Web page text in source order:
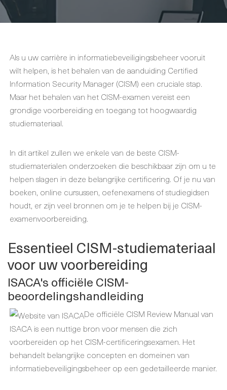
Als u uw carrière in informatiebeveiligingsbeheer vooruit
wilt helpen, is het behalen van de aanduiding Certified
Information Security Manager (CISM) een cruciale stap.
Maar het behalen van het CISM-examen vereist een
grondige voorbereiding en toegang tot hoogwaardig
studiemateriaal.
In dit artikel zullen we enkele van de beste CISM-
studiematerialen onderzoeken die beschikbaar zijn om u te
helpen slagen in deze belangrijke certificering. Of je nu van
boeken, online cursussen, oefenexamens of studiegidsen
houdt, er zijn veel bronnen om je te helpen bij je CISM-
examenvoorbereiding.
Essentieel CISM-studiemateriaal
voor uw voorbereiding
ISACA's officiële CISM-
beoordelingshandleiding
De officiële CISM Review Manual van
ISACA is een nuttige bron voor mensen die zich
voorbereiden op het CISM-certificeringsexamen. Het
behandelt belangrijke concepten en domeinen van
informatiebeveiligingsbeheer op een gedetailleerde manier.